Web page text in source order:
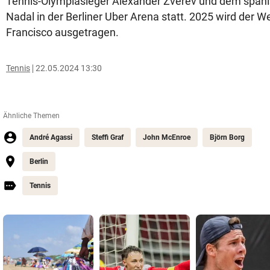
Nadal in der Berliner Uber Arena statt. 2025 wird der
Francisco ausgetragen.
Tennis 22.05.2024 13:30
Ähnliche Themen
André Agassi Steffi Graf John McEnroe Björn Borg
Berlin
Tennis